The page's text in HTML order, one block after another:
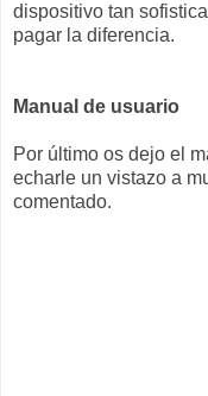
dispositivo tan
pagar la diferencia.
Manual de usuario
Por último os dejo el
echarle un vistazo a
comentado.